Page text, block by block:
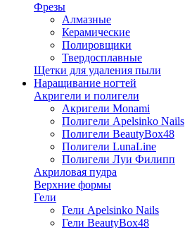
Фрезы
Алмазные
Керамические
Полировщики
Твердосплавные
Щетки для удаления пыли
Наращивание ногтей
Акригели и полигели
Акригели Monami
Полигели Apelsinko Nails
Полигели BeautyBox48
Полигели LunaLine
Полигели Луи Филипп
Акриловая пудра
Верхние формы
Гели
Гели Apelsinko Nails
Гели BeautyBox48